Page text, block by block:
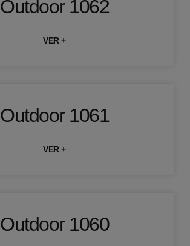
Outdoor 1062
VER +
Outdoor 1061
VER +
Outdoor 1060